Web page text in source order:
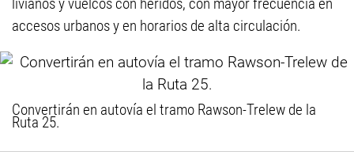
livianos y vuelcos con heridos, con mayor frecuencia en
accesos urbanos y en horarios de alta circulación.
Convertirán en autovía el tramo Rawson-Trelew de la
Ruta 25.